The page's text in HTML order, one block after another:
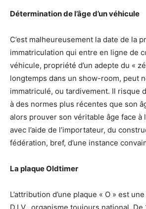
Détermination de l’âge d’un véhicule
C’est malheureusement la date de la
immatriculation qui entre en ligne de
véhicule, propriété d’un adepte du «
longtemps dans un show-room, peut
immatriculé, ou tardivement. Il risque
à des normes plus récentes que son
alors prouver son véritable âge face à
avec l’aide de l’importateur, du
fédération, bref, d’une instance
La plaque Oldtimer
L’attribution d’une plaque « O » est